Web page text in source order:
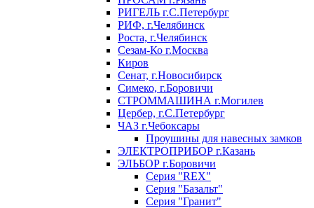
РИГЕЛЬ г.С.Петербург
РИФ, г.Челябинск
Роста, г.Челябинск
Сезам-Ко г.Москва
Киров
Сенат, г.Новосибирск
Симеко, г.Боровичи
СТРОММАШИНА г.Могилев
Цербер, г.С.Петербург
ЧАЗ г.Чебоксары
Проушины для навесных замков
ЭЛЕКТРОПРИБОР г.Казань
ЭЛЬБОР г.Боровичи
Серия "REX"
Серия "Базальт"
Серия "Гранит"